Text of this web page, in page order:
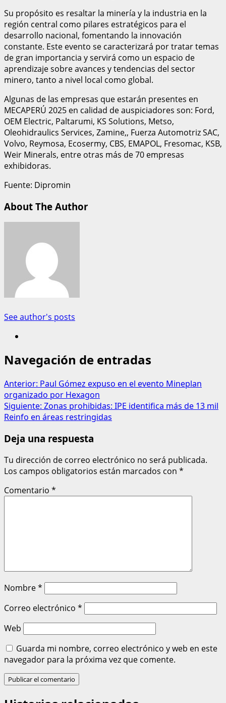
Su propósito es resaltar la minería y la industria en la
región central como pilares estratégicos para el
desarrollo nacional, fomentando la innovación
constante. Este evento se caracterizará por tratar temas
de gran importancia y servirá como un espacio de
aprendizaje sobre avances y tendencias del sector
minero, tanto a nivel local como global.
Algunas de las empresas que estarán presentes en
MECAPERÚ 2025 en calidad de auspiciadores son: Ford,
OEM Electric, Paltarumi, KS Solutions, Metso,
Oleohidraulics Services, Zamine,, Fuerza Automotriz SAC,
Volvo, Reymosa, Ecosermy, CBS, EMAPOL, Fresomac, KSB,
Weir Minerals, entre otras más de 70 empresas
exhibidoras.
Fuente: Dipromin
About The Author
See author's posts
Navegación de entradas
Anterior: Paul Gómez expuso en el evento Mineplan
organizado por Hexagon
Siguiente: Zonas prohibidas: IPE identifica más de 13 mil
Reinfo en áreas restringidas
Deja una respuesta
Tu dirección de correo electrónico no será publicada.
Los campos obligatorios están marcados con *
Comentario *
Nombre*
Correo electrónico *
Web
Guarda mi nombre, correo electrónico y web en este
navegador para la próxima vez que comente.